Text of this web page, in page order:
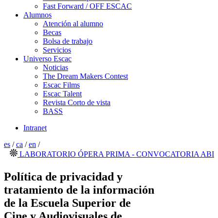
Fast Forward / OFF ESCAC
Alumnos
Atención al alumno
Becas
Bolsa de trabajo
Servicios
Universo Escac
Noticias
The Dream Makers Contest
Escac Films
Escac Talent
Revista Corto de vista
BASS
Intranet
es /ca /en /
LABORATORIO ÓPERA PRIMA - CONVOCATORIA
Política de privacidad y
tratamiento de la información
de la Escuela Superior de